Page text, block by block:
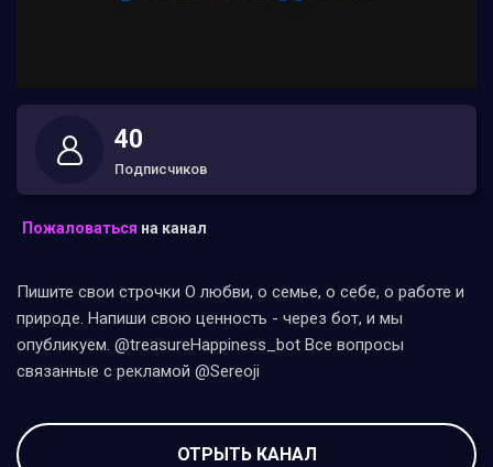
40
Подписчиков
Пожаловаться на канал
Пишите свои строчки О любви, о семье, о себе, о работе и
природе. Напиши свою ценность - через бот, и мы
опубликуем. @treasureHappiness_bot Все вопросы
связанные с рекламой @Sereoji
ОТРЫТЬ КАНАЛ